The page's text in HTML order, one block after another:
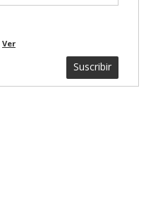
Ver
Suscribir